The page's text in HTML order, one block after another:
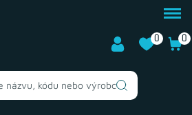
0 0